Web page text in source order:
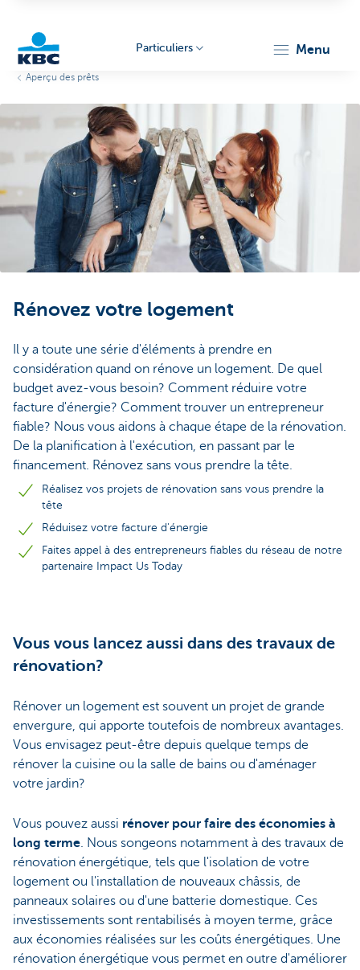
Particuliers menu
Aperçu des prêts
Rénovez votre logement
Il y a toute une série d'éléments à prendre en
considération quand on rénove un logement. De quel
budget avez-vous besoin? Comment réduire votre
facture d'énergie? Comment trouver un entrepreneur
fiable? Nous vous aidons à chaque étape de la rénovation.
De la planification à l'exécution, en passant par le
financement. Rénovez sans vous prendre la tête.
Réalisez vos projets de rénovation sans vous prendre la
tête
Réduisez votre facture d'énergie
Faites appel à des entrepreneurs fiables du réseau de notre
partenaire Impact Us Today
Vous vous lancez aussi dans des travaux de
rénovation?
Rénover un logement est souvent un projet de grande
envergure, qui apporte toutefois de nombreux avantages.
Vous envisagez peut-être depuis quelque temps de
rénover la cuisine ou la salle de bains ou d'aménager
votre jardin?
Vous pouvez aussi rénover pour faire des économies à
long terme. Nous songeons notamment à des travaux de
rénovation énergétique, tels que l'isolation de votre
logement ou l'installation de nouveaux châssis, de
panneaux solaires ou d'une batterie domestique. Ces
investissements sont rentabilisés à moyen terme, grâce
aux économies réalisées sur les coûts énergétiques. Une
rénovation énergétique vous permet en outre d'améliorer